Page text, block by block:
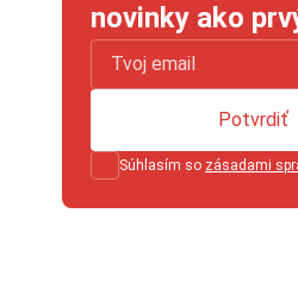
novinky ako
Súhlasím so zásadami
Potvrdiť